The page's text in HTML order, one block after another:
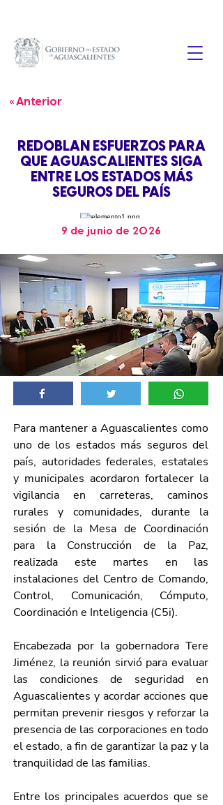
« Anterior
REDOBLAN ESFUERZOS PARA
QUE AGUASCALIENTES SIGA
ENTRE LOS ESTADOS MÁS
SEGUROS DEL PAÍS
9 de junio de 2026
Para mantener a Aguascalientes como
uno de los estados más seguros del
país, autoridades federales, estatales
y municipales acordaron fortalecer la
vigilancia en carreteras, caminos
rurales y comunidades, durante la
sesión de la Mesa de Coordinación
para la Construcción de la Paz,
realizada este martes en las
instalaciones del Centro de Comando,
Control, Comunicación, Cómputo,
Coordinación e Inteligencia (C5i).
Encabezada por la gobernadora Tere
Jiménez, la reunión sirvió para evaluar
las condiciones de seguridad en
Aguascalientes y acordar acciones que
permitan prevenir riesgos y reforzar la
presencia de las corporaciones en todo
el estado, a fin de garantizar la paz y la
tranquilidad de las familias.
Entre los principales acuerdos que se